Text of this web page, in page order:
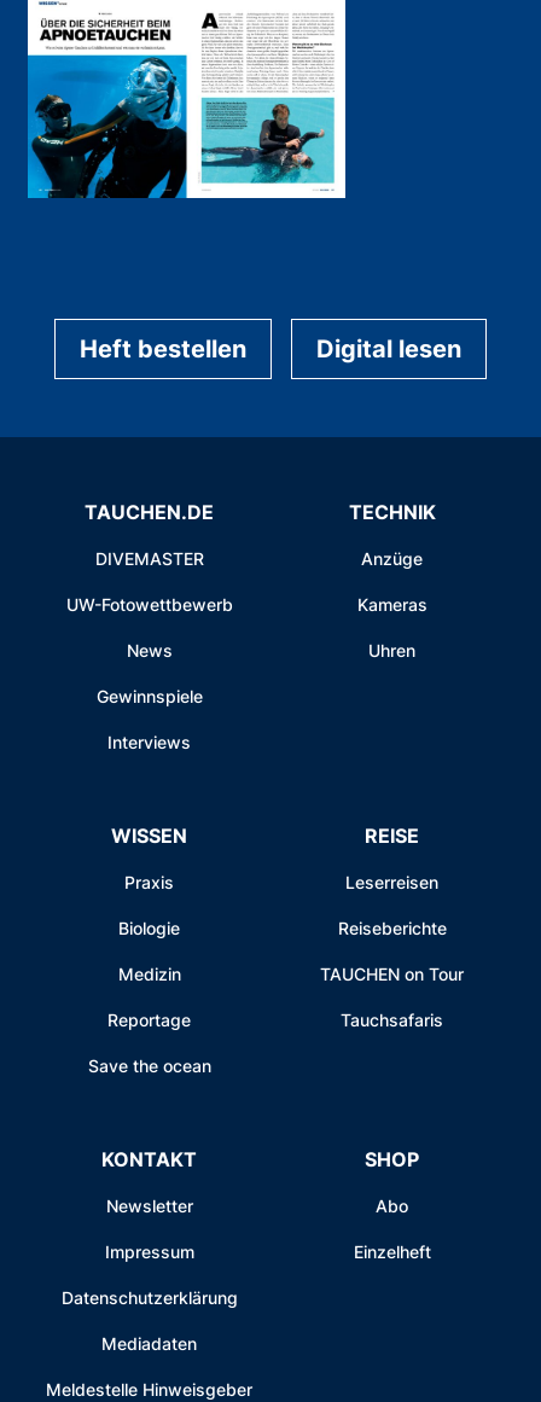
Heft bestellen Digital lesen
TAUCHEN.DE
DIVEMASTER
UW-Fotowettbewerb
News
Gewinnspiele
Interviews
TECHNIK
Anzüge
Kameras
Uhren
WISSEN
Praxis
Biologie
Medizin
Reportage
Save the ocean
REISE
Leserreisen
Reiseberichte
TAUCHEN on Tour
Tauchsafaris
KONTAKT
Newsletter
Impressum
Datenschutzerklärung
Mediadaten
Meldestelle Hinweisgeber
SHOP
Abo
Einzelheft